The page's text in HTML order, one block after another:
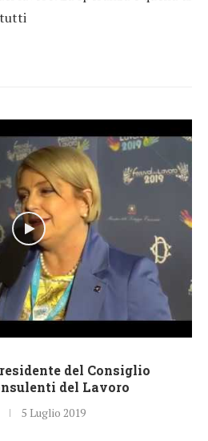
tutti
del Consiglio
del Lavoro
5 Luglio 2019